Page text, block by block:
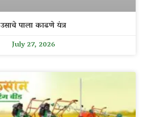
उसाचे पाला काढणे यंत्र
July 27, 2026